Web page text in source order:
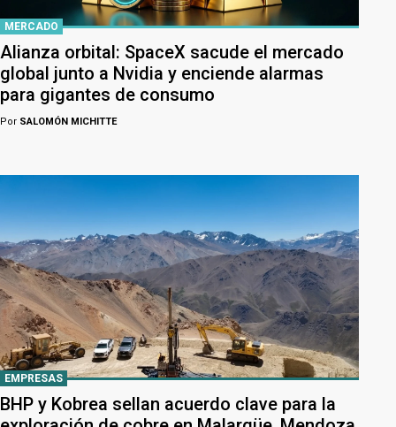
MERCADO
Alianza orbital: SpaceX sacude el mercado
global junto a Nvidia y enciende alarmas
para gigantes de consumo
Por SALOMÓN MICHITTE
EMPRESAS
BHP y Kobrea sellan acuerdo clave para la